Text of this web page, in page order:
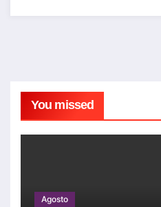
You missed
Agosto